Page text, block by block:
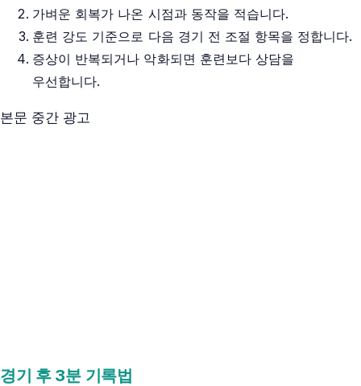
가벼운 회복가 나온 시점과 동작을 적습니다.
훈련 강도 기준으로 다음 경기 전 조절 항목을 정합니다.
증상이 반복되거나 악화되면 훈련보다 상담을
우선합니다.
본문 중간 광고
경기 후 3분 기록법